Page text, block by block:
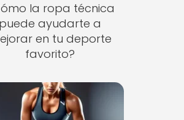
la ropa técnica
puede ayudarte a
en tu deporte
favorito?